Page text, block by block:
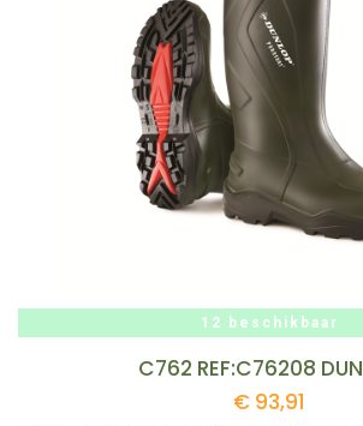
12 beschikbaar
C762 REF:C76208
€ 93,91